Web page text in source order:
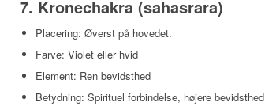
7. Kronechakra (sahasrara)
Placering: Øverst på hovedet.
Farve: Violet eller hvid
Element: Ren bevidsthed
Betydning: Spirituel forbindelse, højere